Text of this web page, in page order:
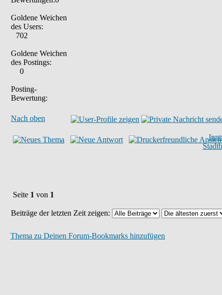
Goldene Weichen
des Users:
702
Goldene Weichen
des Postings:
0
Posting-
Bewertung:
Nach oben
Seite 1 von 1
Beiträge der letzten Zeit zeigen:
Thema zu Deinen Forum-Bookmarks hinzufügen